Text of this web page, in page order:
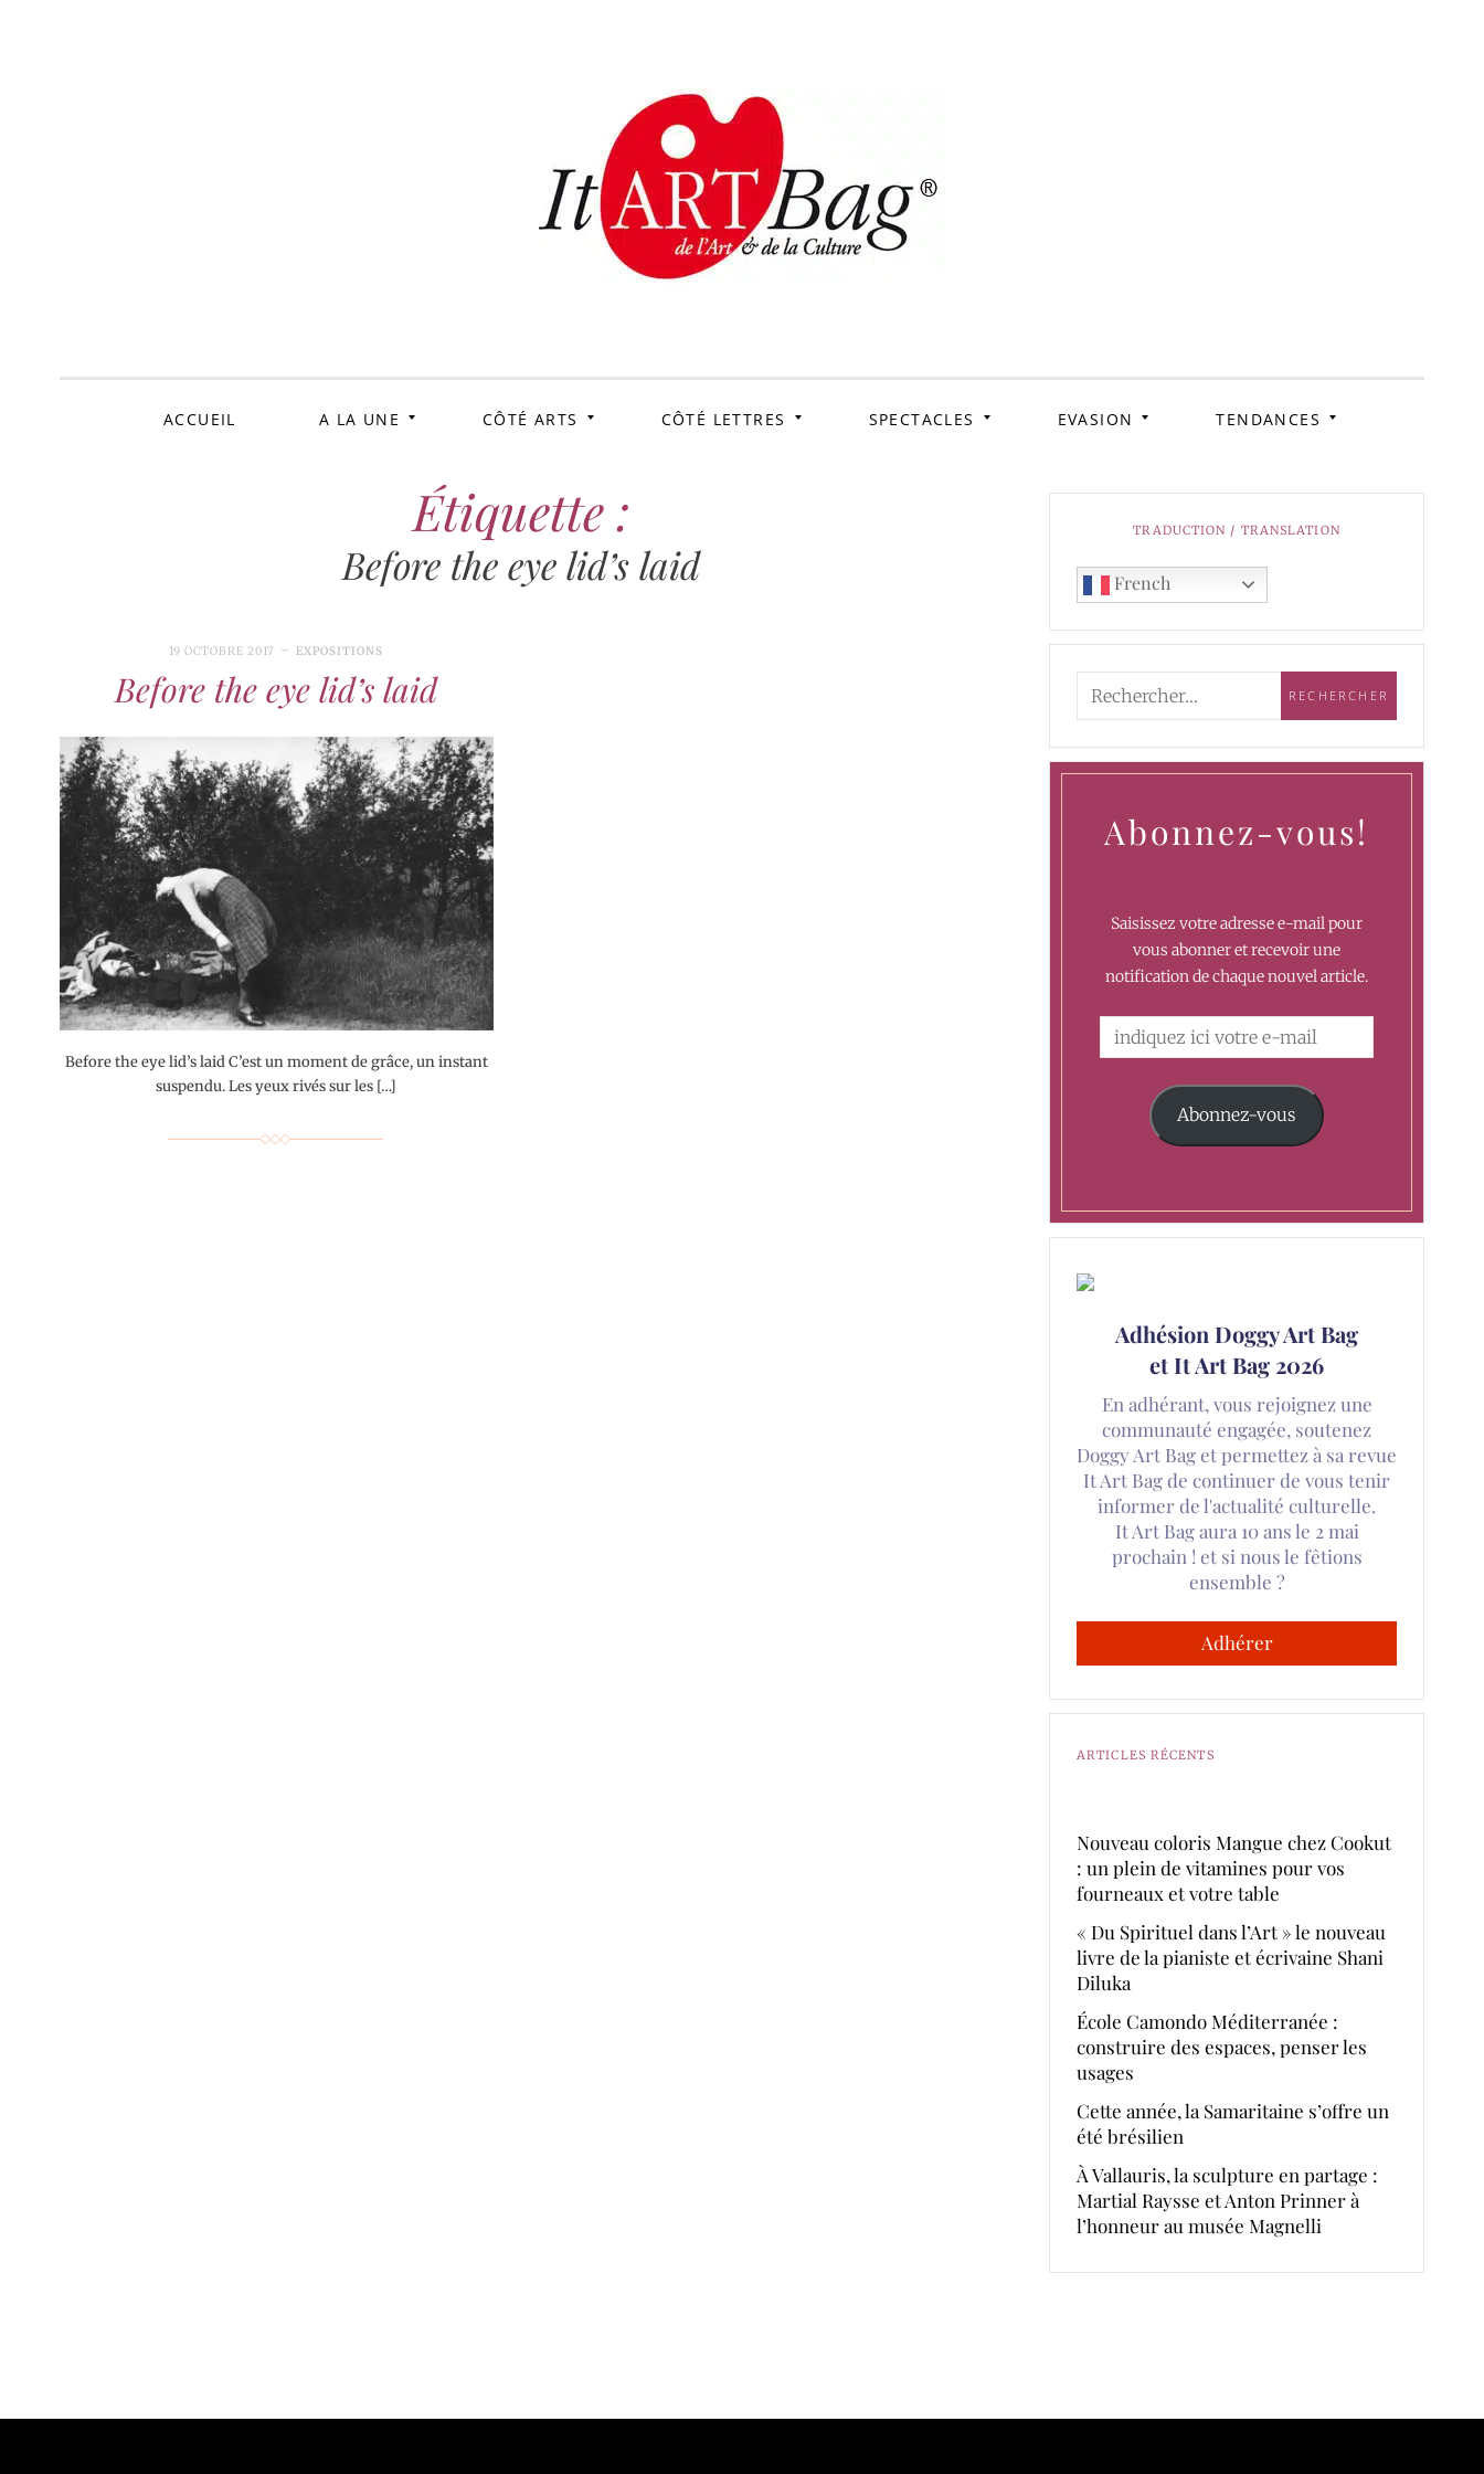
ItArtBag
ACCUEIL A LA UNE CÔTÉ ARTS CÔTÉ LETTRES SPECTACLES EVASION TENDANCES
Étiquette :
Before the eye lid’s laid
19 OCTOBRE 2017 EXPOSITIONS
Before the eye lid’s laid
Before the eye lid’s laid C’est un moment de grâce, un instant
suspendu. Les yeux rivés sur les […]
TRADUCTION / TRANSLATION
French
Abonnez-vous!
Saisissez votre adresse e-mail pour
vous abonner et recevoir une
notification de chaque nouvel article.
Abonnez-vous
Adhésion Doggy Art Bag
et It Art Bag 2026
En adhérant, vous rejoignez une
communauté engagée, soutenez
Doggy Art Bag et permettez à sa revue
It Art Bag de continuer de vous tenir
informer de l'actualité culturelle.
It Art Bag aura 10 ans le 2 mai
prochain ! et si nous le fêtions
ensemble ?
Adhérer
ARTICLES RÉCENTS
Nouveau coloris Mangue chez Cookut
: un plein de vitamines pour vos
fourneaux et votre table
« Du Spirituel dans l’Art » le nouveau
livre de la pianiste et écrivaine Shani
Diluka
École Camondo Méditerranée :
construire des espaces, penser les
usages
Cette année, la Samaritaine s’offre un
été brésilien
À Vallauris, la sculpture en partage :
Martial Raysse et Anton Prinner à
l’honneur au musée Magnelli